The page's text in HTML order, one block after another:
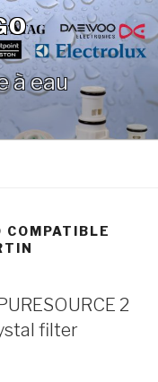
à eau
COMPATIBLE
2
filter